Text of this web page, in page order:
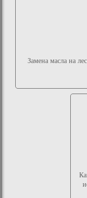
Замена масла на